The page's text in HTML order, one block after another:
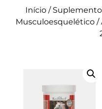
Início /
Musculoesquelético /